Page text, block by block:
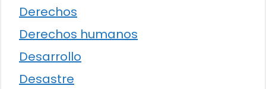
Derechos
Derechos humanos
Desarrollo
Desastre